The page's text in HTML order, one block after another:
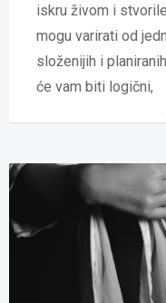
iskru živom i
mogu varirati od
složenijih i
će vam biti logični,